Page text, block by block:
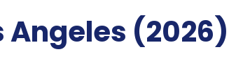
Angeles (2026)